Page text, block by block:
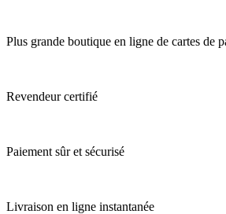
Plus grande boutique en ligne de cartes de
Revendeur certifié
Paiement sûr et sécurisé
Livraison en ligne instantanée